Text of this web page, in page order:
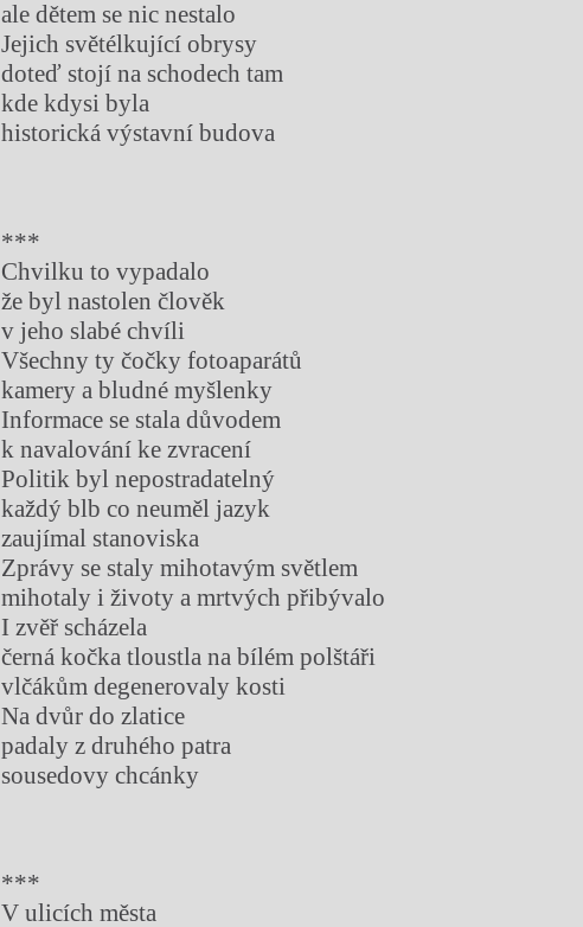
ale dětem se nic nestalo
Jejich světélkující obrysy
doteď stojí na schodech tam
kde kdysi byla
historická výstavní budova
***
Chvilku to vypadalo
že byl nastolen člověk
v jeho slabé chvíli
Všechny ty čočky fotoaparátů
kamery a bludné myšlenky
Informace se stala důvodem
k navalování ke zvracení
Politik byl nepostradatelný
každý blb co neuměl jazyk
zaujímal stanoviska
Zprávy se staly mihotavým světlem
mihotaly i životy a mrtvých přibývalo
I zvěř scházela
černá kočka tloustla na bílém polštáři
vlčákům degenerovaly kosti
Na dvůr do zlatice
padaly z druhého patra
sousedovy chcánky
***
V ulicích města